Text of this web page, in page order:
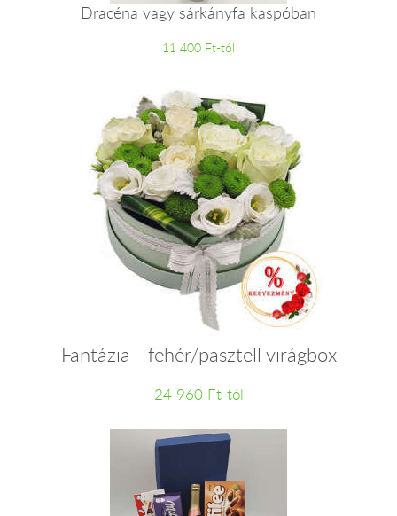
Dracéna vagy sárkányfa kaspóban
11 400 Ft-tól
Fantázia - fehér/pasztell virágbox
24 960 Ft-tól